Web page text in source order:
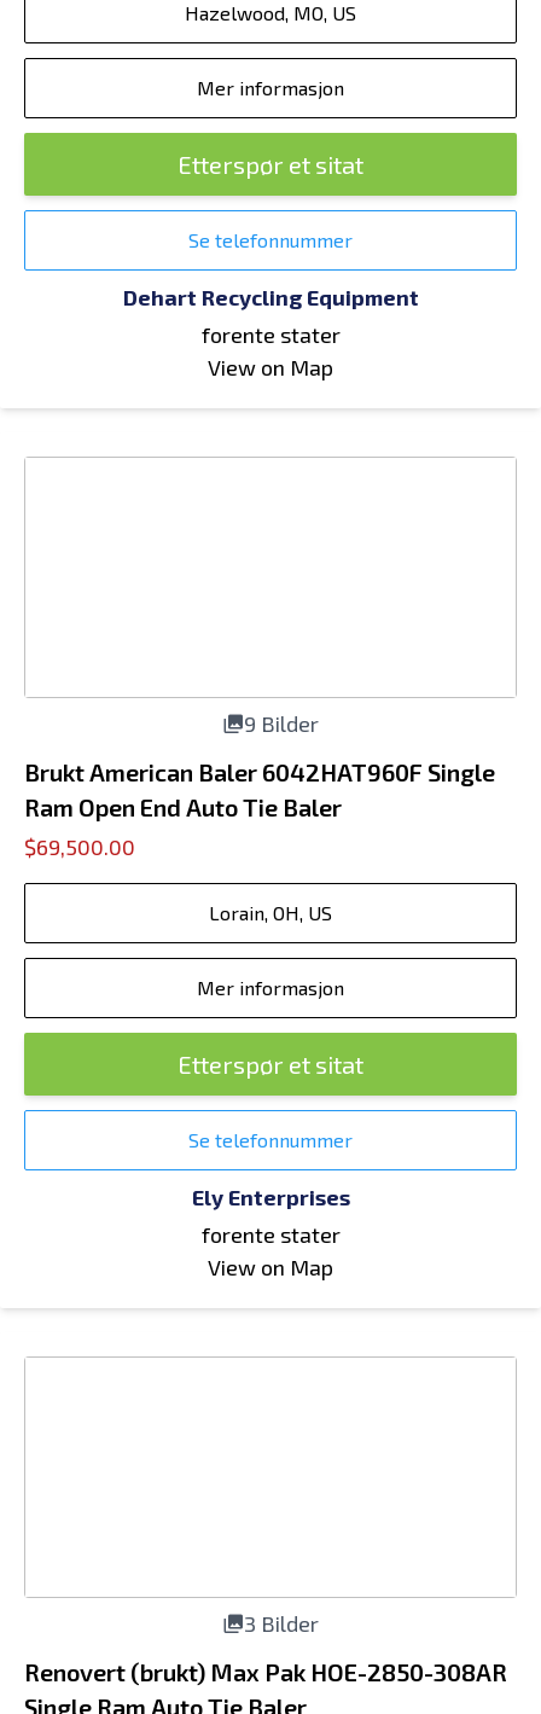
Hazelwood, MO, US
Mer informasjon
Etterspør et sitat
Se telefonnummer
Dehart Recycling Equipment
forente stater
View on Map
9 Bilder
Brukt American Baler 6042HAT960F Single
Ram Open End Auto Tie Baler
$69,500.00
Lorain, OH, US
Mer informasjon
Etterspør et sitat
Se telefonnummer
Ely Enterprises
forente stater
View on Map
3 Bilder
Renovert (brukt) Max Pak HOE-2850-308AR
Single Ram Auto Tie Baler